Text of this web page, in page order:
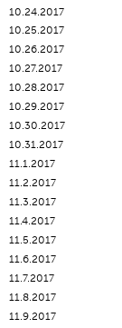
10.24.2017
10.25.2017
10.26.2017
10.27.2017
10.28.2017
10.29.2017
10.30.2017
10.31.2017
11.1.2017
11.2.2017
11.3.2017
11.4.2017
11.5.2017
11.6.2017
11.7.2017
11.8.2017
11.9.2017